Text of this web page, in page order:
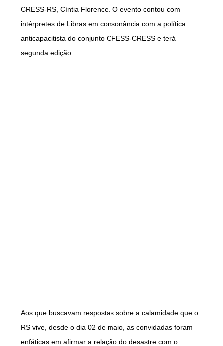
CRESS-RS, Cíntia Florence. O evento contou com
intérpretes de Libras em consonância com a política
anticapacitista do conjunto CFESS-CRESS e terá
segunda edição.
Aos que buscavam respostas sobre a calamidade que o
RS vive, desde o dia 02 de maio, as convidadas foram
enfáticas em afirmar a relação do desastre com o